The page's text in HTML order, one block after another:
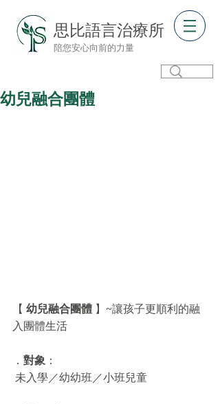
思比語言治療所
陪您安心向前的力量
幼兒融合團體
【 幼兒融合團體 】~讓孩子更順利的融
入團體生活
． 對象 ：
未入學／幼幼班／小班兒童